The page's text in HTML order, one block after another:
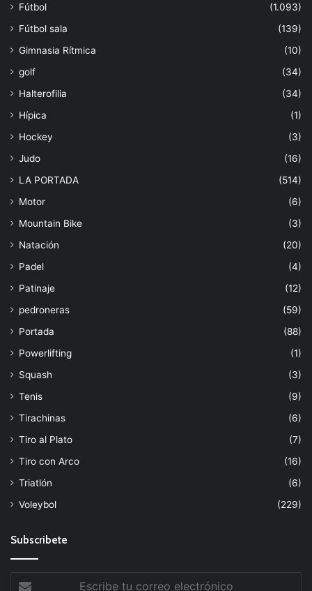
Fútbol
(1.093)
Fútbol sala
(139)
Gimnasia Rítmica
(10)
golf
(34)
Halterofilia
(34)
Hípica
(1)
Hockey
(3)
Judo
(16)
LA PORTADA
(514)
Motor
(6)
Mountain Bike
(3)
Natación
(20)
Padel
(4)
Patinaje
(12)
pedroneras
(59)
Portada
(88)
Powerlifting
(1)
Squash
(3)
Tenis
(9)
Tirachinas
(6)
Tiro al Plato
(7)
Tiro con Arco
(16)
Triatlón
(6)
Voleybol
(229)
Subscribete